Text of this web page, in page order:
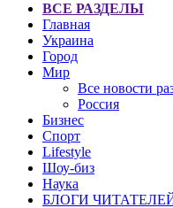
ВСЕ РАЗДЕЛЫ
Главная
Украина
Город
Мир
Все новости
Россия
Бизнес
Спорт
Lifestyle
Шоу-биз
Наука
БЛОГИ